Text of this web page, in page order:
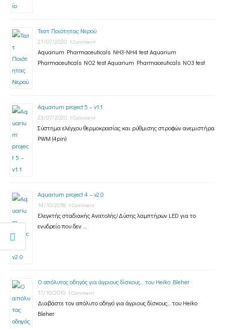
Τεστ Ποιότητας Νερού
27/07/2020 1 Comment
Aquarium Pharmaceuticals NH3-NH4 test Aquarium
Pharmaceuticals NO2 test Aquarium Pharmaceuticals NO3 test
Aquarium project 5 – v1.1
23/07/2020 1 Comment
Σύστημα ελέγχου θερμοκρασίας και ρύθμισης στροφών ανεμιστήρα
PWM (4pin)
Aquarium project 4 – v2.0
14/10/2018 1 Comment
Ελεγκτής σταδιακής Ανατολής/Δύσης λαμπτήρων LED για το
ενυδρείο που δεν …
Ο απόλυτος οδηγός για άγριους δίσκους… του Heiko Bleher
17/10/2010 1 Comment
Διαβάστε τον απόλυτο οδηγό για άγριους δίσκους… του Heiko
Bleher